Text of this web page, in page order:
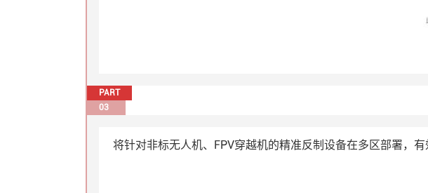
PART
03
将针对非标无人机、FPV穿越机的精准反制设备在多区部署，